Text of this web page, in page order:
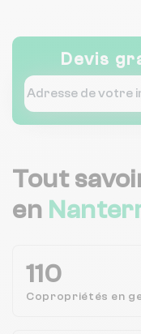
Devis
Tout
en
110
Copropriétés en